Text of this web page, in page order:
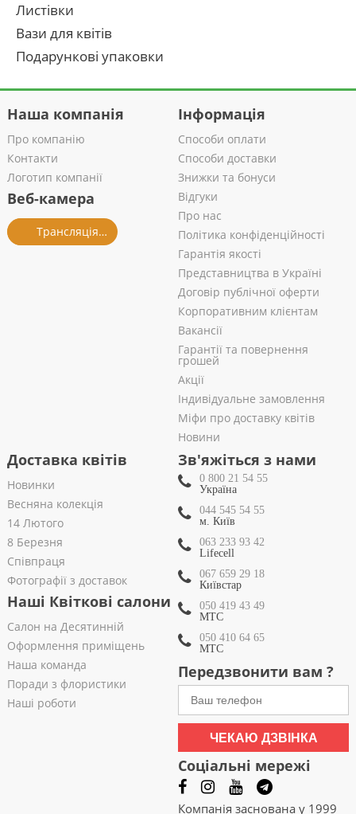
Листівки
Вази для квітів
Подарункові упаковки
Наша компанія
Про компанію
Контакти
Логотип компанії
Веб-камера
Трансляція із салону
Інформація
Способи оплати
Способи доставки
Знижки та бонуси
Відгуки
Про нас
Політика конфіденційності
Гарантія якості
Представництва в Україні
Договір публічної оферти
Корпоративним клієнтам
Вакансії
Гарантії та повернення
грошей
Акції
Індивідуальне замовлення
Міфи про доставку квітів
Новини
Доставка квітів
Новинки
Весняна колекція
14 Лютого
8 Березня
Співпраця
Фотографії з доставок
Наші Квіткові салони
Салон на Десятинній
Оформлення приміщень
Наша команда
Поради з флористики
Наші роботи
Зв'яжіться з нами
0 800 21 54 55
Україна
044 545 54 55
м. Київ
063 233 93 42
Lifecell
067 659 29 18
Київстар
050 419 43 49
МТС
050 410 64 65
МТС
Передзвонити вам ?
ЧЕКАЮ ДЗВІНКА
Соціальні мережі
Компанія заснована у 1999